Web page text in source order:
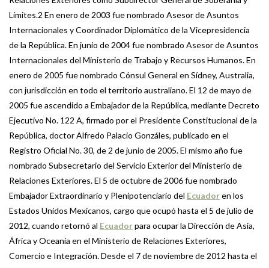
Límites.2 En enero de 2003 fue nombrado Asesor de Asuntos
Internacionales y Coordinador Diplomático de la Vicepresidencia
de la República. En junio de 2004 fue nombrado Asesor de Asuntos
Internacionales del Ministerio de Trabajo y Recursos Humanos. En
enero de 2005 fue nombrado Cónsul General en Sídney, Australia,
con jurisdicción en todo el territorio australiano. El 12 de mayo de
2005 fue ascendido a Embajador de la República, mediante Decreto
Ejecutivo No. 122 A, firmado por el Presidente Constitucional de la
República, doctor Alfredo Palacio Gonzáles, publicado en el
Registro Oficial No. 30, de 2 de junio de 2005. El mismo año fue
nombrado Subsecretario del Servicio Exterior del Ministerio de
Relaciones Exteriores. El 5 de octubre de 2006 fue nombrado
Embajador Extraordinario y Plenipotenciario del Ecuadoren los
Estados Unidos Mexicanos, cargo que ocupó hasta el 5 de julio de
2012, cuando retornó al Ecuadorpara ocupar la Dirección de Asia,
África y Oceanía en el Ministerio de Relaciones Exteriores,
Comercio e Integración. Desde el 7 de noviembre de 2012 hasta el